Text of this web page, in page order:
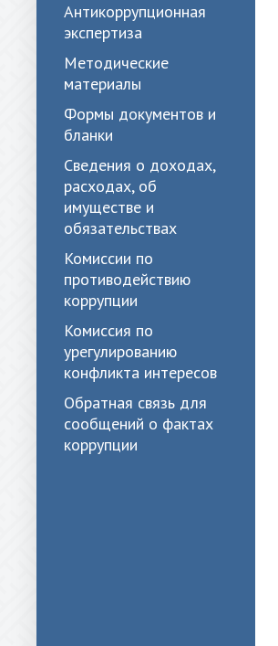
Антикоррупционная
экспертиза
Методические
материалы
Формы документов и
бланки
Сведения о доходах,
расходах, об
имуществе и
обязательствах
Комиссии по
противодействию
коррупции
Комиссия по
урегулированию
конфликта интересов
Обратная связь для
сообщений о фактах
коррупции